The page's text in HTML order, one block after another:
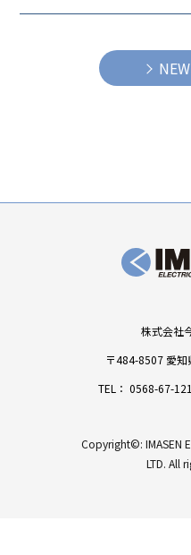
株式会社
〒484-8507 愛
TEL： 0568-67-
Copyright©: IMASEN
LTD. All